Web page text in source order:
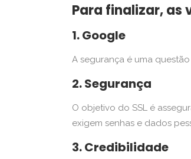
Para finalizar, as
1. Google
A segurança é uma
2. Segurança
O objetivo do SSL é
exigem senhas e dados
3. Credibilidade